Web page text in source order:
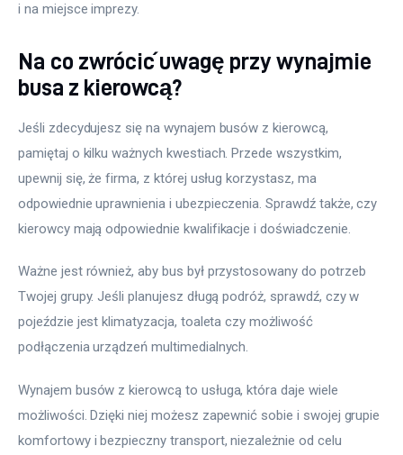
i na miejsce imprezy.
Na co zwrócić uwagę przy wynajmie
busa z kierowcą?
Jeśli zdecydujesz się na wynajem busów z kierowcą,
pamiętaj o kilku ważnych kwestiach. Przede wszystkim,
upewnij się, że firma, z której usług korzystasz, ma
odpowiednie uprawnienia i ubezpieczenia. Sprawdź także, czy
kierowcy mają odpowiednie kwalifikacje i doświadczenie.
Ważne jest również, aby bus był przystosowany do potrzeb
Twojej grupy. Jeśli planujesz długą podróż, sprawdź, czy w
pojeździe jest klimatyzacja, toaleta czy możliwość
podłączenia urządzeń multimedialnych.
Wynajem busów z kierowcą to usługa, która daje wiele
możliwości. Dzięki niej możesz zapewnić sobie i swojej grupie
komfortowy i bezpieczny transport, niezależnie od celu